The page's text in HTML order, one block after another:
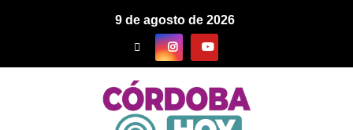
9 de agosto de 2026